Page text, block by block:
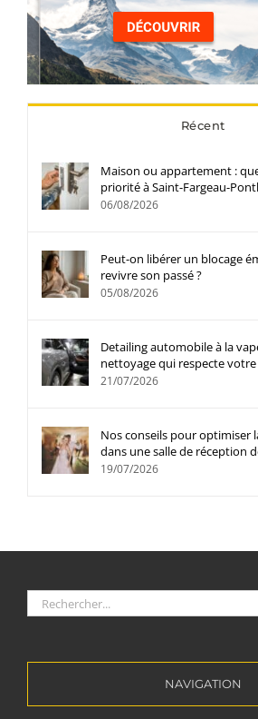
Récent
Maison ou appartement :
priorité à Saint-Fargeau-
06/08/2026
Peut-on libérer un blocage
revivre son passé ?
05/08/2026
Detailing automobile à la
nettoyage qui respecte
21/07/2026
Nos conseils pour optimiser
dans une salle de réception
19/07/2026
Rechercher:
NAVIGATION